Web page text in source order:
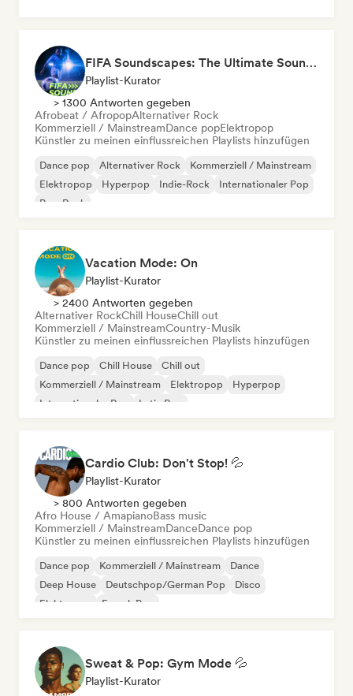
FIFA Soundscapes: The Ultimate Soundtrack ⚽️ Festival Indie, Electropop & Dance Anthems
Playlist-Kurator
> 1300 Antworten gegeben
Afrobeat / AfropopAlternativer Rock
Kommerziell / MainstreamDance popElektropop
Künstler zu meinen einflussreichen Playlists hinzufügen
Dance pop Alternativer Rock
Kommerziell / Mainstream
Elektropop
Hyperpop Indie-Rock
Internationaler Pop
Pop-Rock
Vacation Mode: On
Playlist-Kurator
> 2400 Antworten gegeben
Alternativer RockChill HouseChill out
Kommerziell / MainstreamCountry-Musik
Künstler zu meinen einflussreichen Playlists hinzufügen
Dance pop Chill House
Chill out
Kommerziell / Mainstream
Elektropop
Hyperpop
Internationaler Pop
Latin Pop
Cardio Club: Don't Stop! 💦
Playlist-Kurator
> 800 Antworten gegeben
Afro House / AmapianoBass music
Kommerziell / MainstreamDanceDance pop
Künstler zu meinen einflussreichen Playlists hinzufügen
Dance pop Kommerziell / Mainstream
Dance
Deep House
Deutschpop/German Pop
Disco
Elektropop
French Pop
Sweat & Pop: Gym Mode 💦
Playlist-Kurator